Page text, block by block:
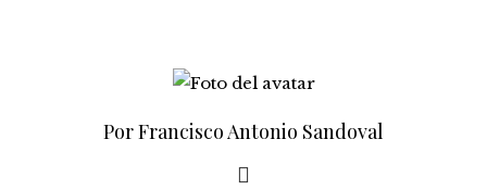
Por Francisco Antonio Sandoval